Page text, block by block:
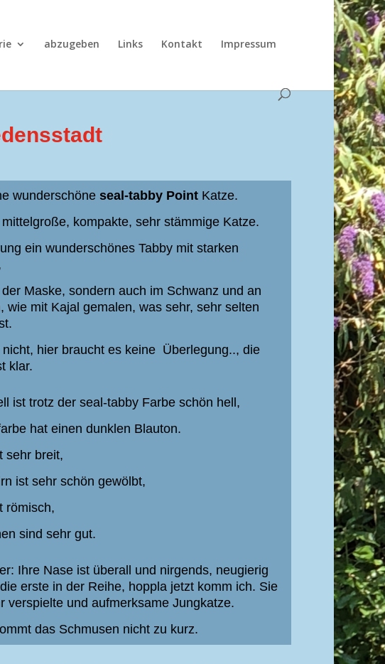
abzugeben Links Kontakt Impressum
wunderschöne seal-tabby PointKatze.
kompakte, sehr stämmige Katze.
ein wunderschönes Tabby mit starken
Maske, sondern auch im Schwanz und an
wie mit Kajal gemalen, was sehr, sehr selten
hier braucht es keine Überlegung.., die
klar.
ist trotz der seal-tabby Farbe schön hell,
hat einen dunklen Blauton.
sehr breit,
ist sehr schön gewölbt,
römisch,
sind sehr gut.
Ihre Nase ist überall und nirgends, neugierig
erste in der Reihe, hoppla jetzt komm ich. Sie
verspielte und aufmerksame Jungkatze.
das Schmusen nicht zu kurz.